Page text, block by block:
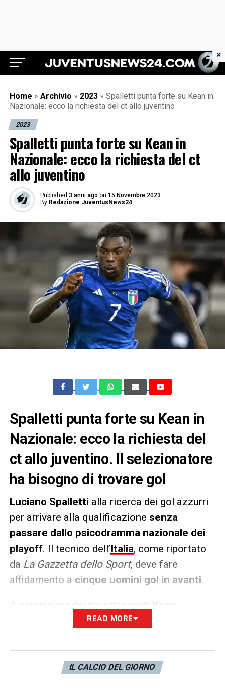
Juventus News 24
Home » Archivio » 2023 » Spalletti punta forte su Kean in
Nazionale: ecco la richiesta del ct allo juventino
2023
Spalletti punta forte su Kean in
Nazionale: ecco la richiesta del ct
allo juventino
Published 3 anni ago on 15 Novembre 2023
By Redazione JuventusNews24
Spalletti punta forte su Kean in
Nazionale: ecco la richiesta del
ct allo juventino. Il selezionatore
ha bisogno di trovare gol
Luciano Spalletti alla ricerca dei gol azzurri
per arrivare alla qualificazione senza
passare dallo psicodramma nazionale dei
playoff. Il tecnico dell’Italia, come riportato
da La Gazzetta dello Sport, deve fare
affidamento a cinque uomini gol in avanti.
A cominciare dai tre attaccanti Kean,
Raspadori e Scamacca, tutti e tre
loro parte. Oltre a loro fiducia aColpani, che
a Covercianoporta il maggior numero di gol
READ MORE
IL CALCIO DEL GIORNO
×